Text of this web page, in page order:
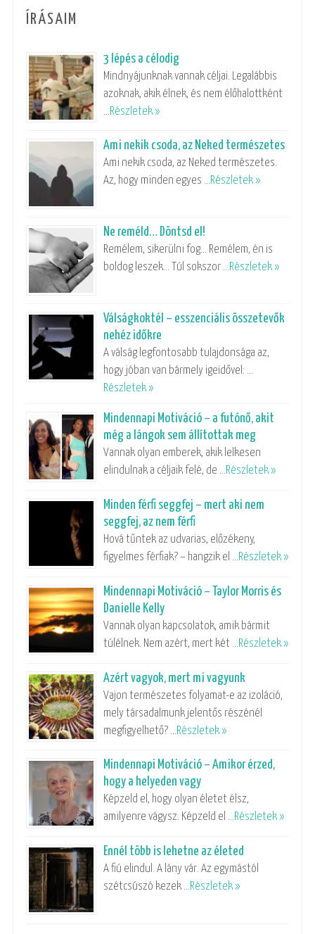
ÍRÁSAIM
3 lépés a célodig
Mindnyájunknak vannak céljai. Legalábbis
azoknak, akik élnek, és nem élőhalottként
…Részletek »
Ami nekik csoda, az Neked természetes
Ami nekik csoda, az Neked természetes.
Az, hogy minden egyes …Részletek »
Ne reméld… Döntsd el!
Remélem, sikerülni fog… Remélem, én is
boldog leszek… Túl sokszor …Részletek »
Válságkoktél – esszenciális összetevők
nehéz időkre
A válság legfontosabb tulajdonsága az,
hogy jóban van bármely igeidővel: …
Részletek »
Mindennapi Motiváció – a futónő, akit
még a lángok sem állítottak meg
Vannak olyan emberek, akik lelkesen
elindulnak a céljaik felé, de …Részletek »
Minden férfi seggfej – mert aki nem
seggfej, az nem férfi
Hová tűntek az udvarias, előzékeny,
figyelmes férfiak? – hangzik el …Részletek »
Mindennapi Motiváció – Taylor Morris és
Danielle Kelly
Vannak olyan kapcsolatok, amik bármit
túlélnek. Nem azért, mert két …Részletek »
Azért vagyok, mert mi vagyunk
Vajon természetes folyamat-e az izoláció,
mely társadalmunk jelentős részénél
megfigyelhető? …Részletek »
Mindennapi Motiváció – Amikor érzed,
hogy a helyeden vagy
Képzeld el, hogy olyan életet élsz,
amilyenre vágysz. Képzeld el …Részletek »
Ennél több is lehetne az életed
A fiú elindul. A lány vár. Az egymástól
szétcsúszó kezek …Részletek »